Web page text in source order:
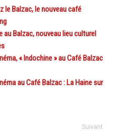
le Balzac, le nouveau café
au Balzac, nouveau lieu culturel
« Indochine » au Café Balzac
au Café Balzac : La Haine sur
Suivant